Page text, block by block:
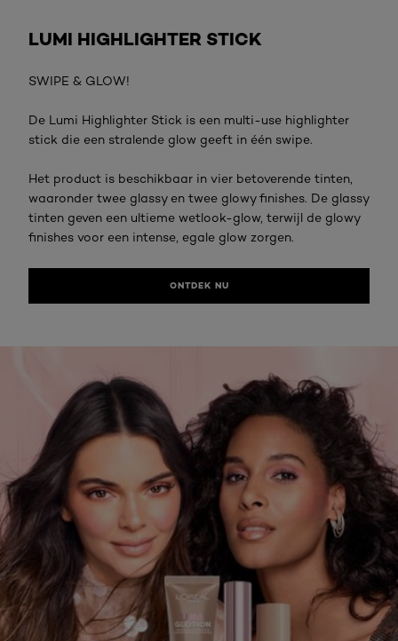
LUMI HIGHLIGHTER STICK​
SWIPE & GLOW!​
De Lumi Highlighter Stick is een multi-use highlighter
stick die een stralende glow geeft in één swipe.​
Het product is beschikbaar in vier betoverende tinten,
waaronder twee glassy en twee glowy finishes. De glassy
tinten geven een ultieme wetlook-glow, terwijl de glowy
finishes voor een intense, egale glow zorgen.
ONTDEK NU